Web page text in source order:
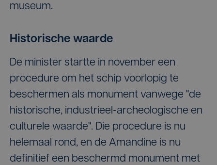
museum.
Historische waarde
De minister startte in november een
procedure om het schip voorlopig te
beschermen als monument vanwege "de
historische, industrieel-archeologische en
culturele waarde". Die procedure is nu
helemaal rond, en de Amandine is nu
definitief een beschermd monument met